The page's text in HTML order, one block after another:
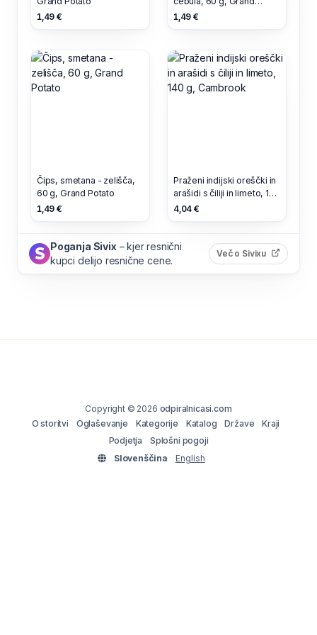
1,49 €
Potato
1,49 €
Čips, smetana - zelišča,
60 g, Grand Potato
1,49 €
Praženi indijski oreščki in
arašidi s čiliji in limeto, 140
g, Cambrook
4,04 €
Poganja Sivix – kjer resnični
kupci delijo resnične cene.
Več o Sivixu (odpre
Copyright © 2026 odpiralnicasi.com
O storitvi
Oglaševanje Kategorije Katalog Države
Kraji
Podjetja
Splošni pogoji
Slovenščina
English